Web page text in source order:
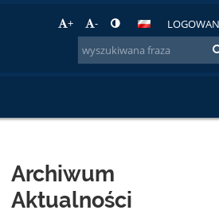
+ -
Archiwum
Aktualności